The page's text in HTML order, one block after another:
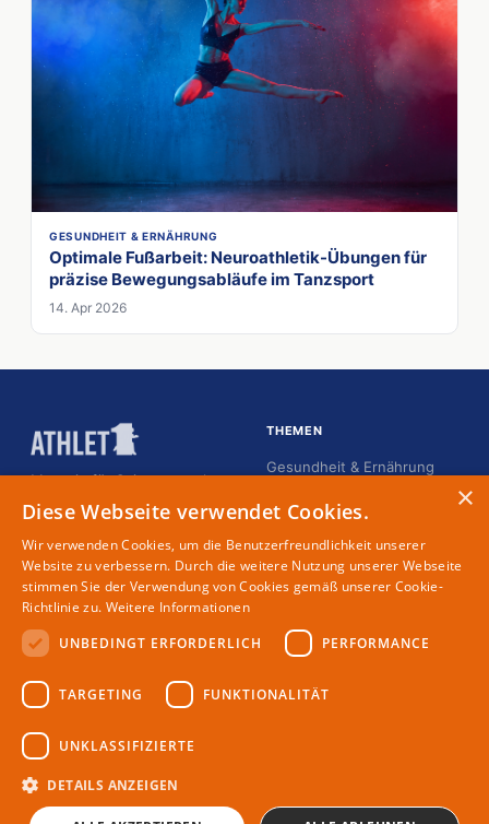
GESUNDHEIT & ERNÄHRUNG
Optimale Fußarbeit: Neuroathletik-Übungen für
präzise Bewegungsabläufe im Tanzsport
14. Apr 2026
Magazin für Spitzensportler
THEMEN
Gesundheit & Ernährung
Lifestyle
Menschen
MAGAZIN
Partner
Autoren
RECHTLICHES
Impressum
×
Diese Webseite verwendet Cookies.
Wir verwenden Cookies, um die Benutzerfreundlichkeit unserer
Website zu verbessern. Durch die weitere Nutzung unserer Webseite
stimmen Sie der Verwendung von Cookies gemäß unserer Cookie-
Richtlinie zu. Weitere Informationen
UNBEDINGT ERFORDERLICH
PERFORMANCE
TARGETING FUNKTIONALITÄT
UNKLASSIFIZIERTE
DETAILS ANZEIGEN